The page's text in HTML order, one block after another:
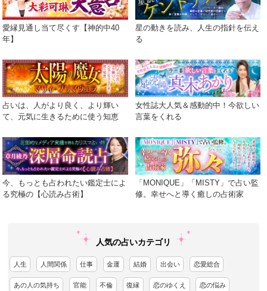
愛縁見通し当て尽くす【神的中40
年】
星の動きを読み、人生の指針を伝え
る
占いは、人がより良く、より輝い
て、元気に生きるために使う知恵
女性誌大人気＆感動的中！今欲しい
言葉をくれる
今、もっとも占われたい鑑定士によ
る究極の【心読み占術】
「MONIQUE」「MISTY」で占い監
修。幸せへと導く癒しの占術家
人気の占いカテゴリ
人生 人間関係 仕事 金運 結婚 出会い 恋愛総合
あの人の気持ち 官能 不倫 復縁 恋のゆくえ 恋の悩み